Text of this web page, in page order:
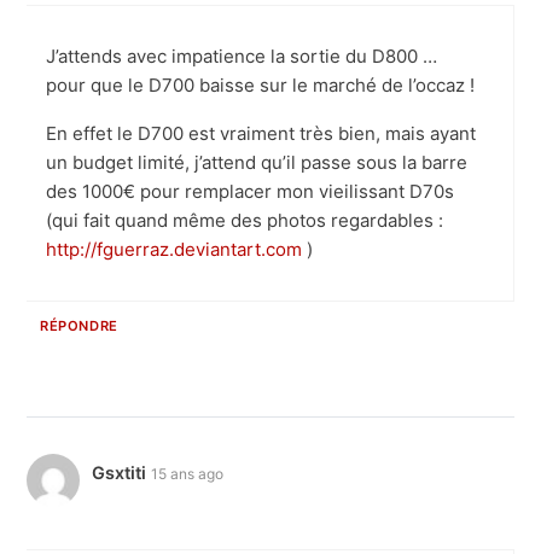
J’attends avec impatience la sortie du D800 …
pour que le D700 baisse sur le marché de l’occaz !
En effet le D700 est vraiment très bien, mais ayant
un budget limité, j’attend qu’il passe sous la barre
des 1000€ pour remplacer mon vieilissant D70s
(qui fait quand même des photos regardables :
http://fguerraz.deviantart.com )
RÉPONDRE
Gsxtiti 15 ans ago